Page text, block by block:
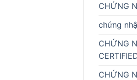
CHỨNG
chứng
CHỨNG
CHỨNG